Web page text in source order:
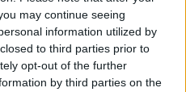
may continue seeing
information utilized by
to third parties prior to
opt-out of the further
by third parties on the